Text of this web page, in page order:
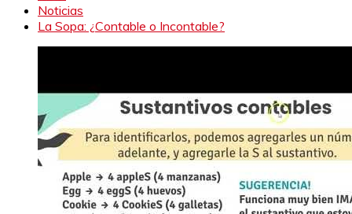
Noticias
La Sopa: ¿Contable o Incontable?